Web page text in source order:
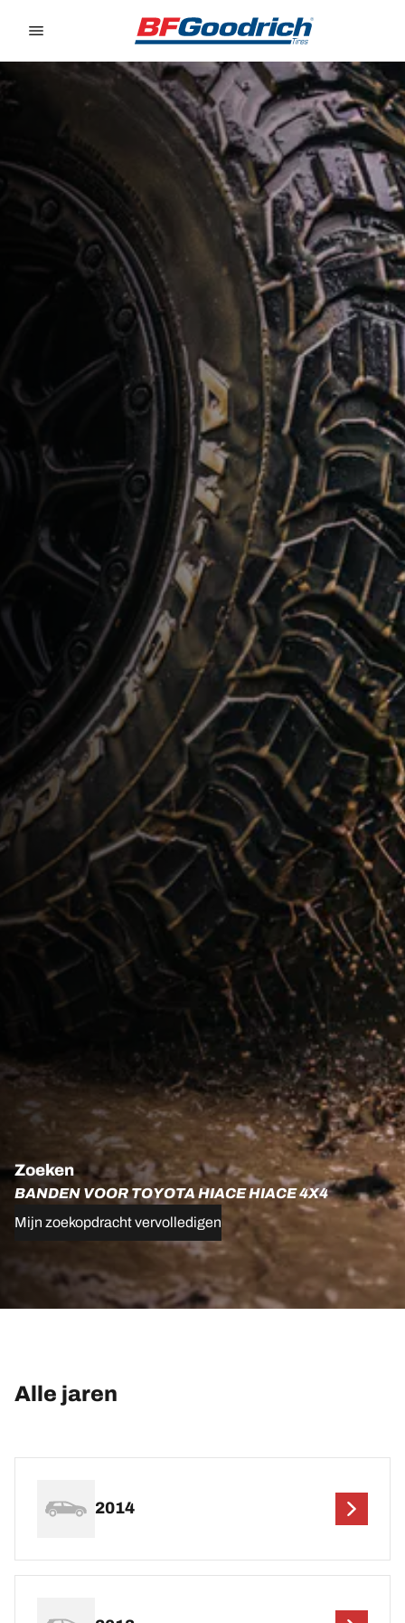
Zoeken
BANDEN VOOR TOYOTA HIACE HIACE 4X4
Mijn zoekopdracht vervolledigen
Alle jaren
2014